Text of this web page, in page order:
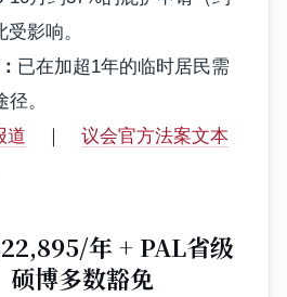
影响。
已在加超1年的临时居民需
。
道 ｜议会官方法案文本
年 + PAL省级
博多数豁免